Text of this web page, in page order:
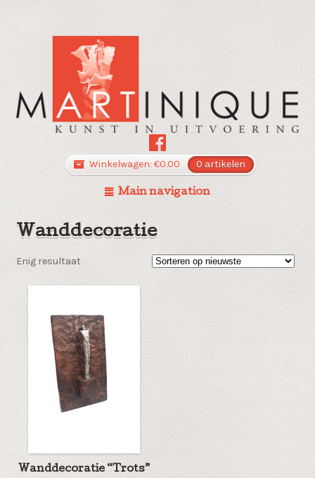
Winkelwagen: €0.00 0 artikelen
Main navigation
Wanddecoratie
Enig resultaat
Wanddecoratie “Trots”